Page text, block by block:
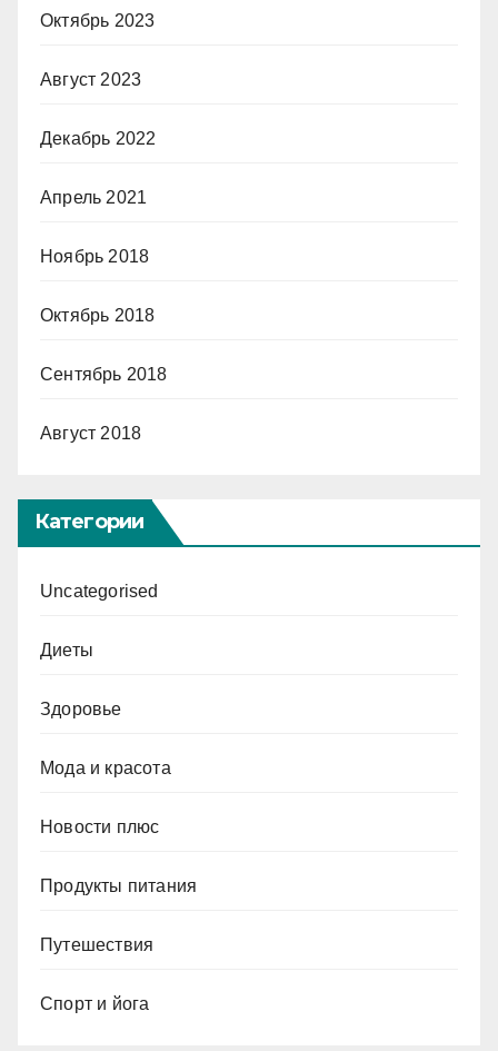
Октябрь 2023
Август 2023
Декабрь 2022
Апрель 2021
Ноябрь 2018
Октябрь 2018
Сентябрь 2018
Август 2018
Категории
Uncategorised
Диеты
Здоровье
Мода и красота
Новости плюс
Продукты питания
Путешествия
Спорт и йога